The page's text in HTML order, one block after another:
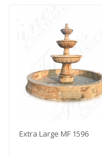
Extra Large MF 1596